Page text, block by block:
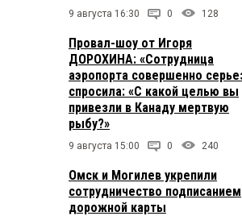
9 августа 16:30 0 128
Провал-шоу от Игоря
ДОРОХИНА: «Сотрудница
аэропорта совершенно
спросила: «С какой целью вы
привезли в Канаду мертвую
рыбу?»
9 августа 15:00 0 240
Омск и Могилев укрепили
сотрудничество подписанием
дорожной карты